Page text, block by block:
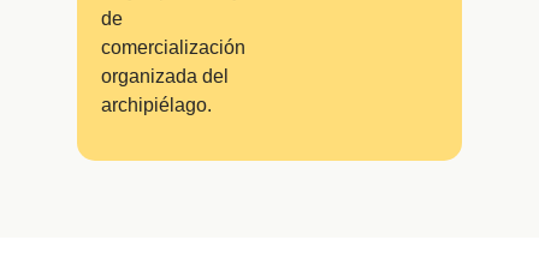
de
comercialización
organizada del
archipiélago.